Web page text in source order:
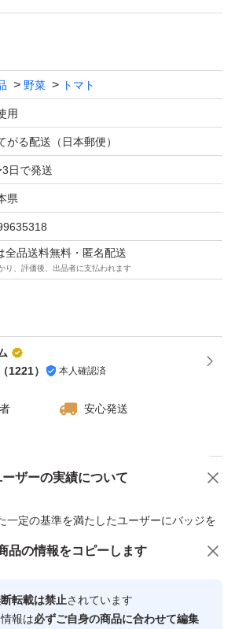
天候により食味が少し変わる事もあり
すが、輸送に強く、より日持ちし長く
トマトが硬めになるように工夫をして
不足の方にオススメです！
ミニトマト用箱での常温発送です。
場合や2〜5日後の発送になる場合も
の程宜しくお願い致します。
ますのでご安心ください^_^
ックは時間指定が出来ませんので申し
了承ください。
野菜 トマト
用
がる配送（日本郵便）
日で発送
県
全品送料無料・匿名配送
り、評価後、出品者に支払われます
（1221） 本人確認済
安心発送
ーザーの実績について
一定の基準を満たしたユーザーにバッジを
心・安全なユーザーです
商品への質問
品の情報をコピーします
転載は禁止されています
報は必ずご自身の商品に合わせて編集
人にオススメ